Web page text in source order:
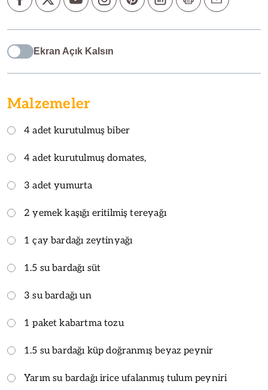
Ekran Açık Kalsın
Malzemeler
4 adet kurutulmuş biber
4 adet kurutulmuş domates,
3 adet yumurta
2 yemek kaşığı eritilmiş tereyağı
1 çay bardağı zeytinyağı
1.5 su bardağı süt
3 su bardağı un
1 paket kabartma tozu
1.5 su bardağı küp doğranmış beyaz peynir
Yarım su bardağı irice ufalanmış tulum peyniri